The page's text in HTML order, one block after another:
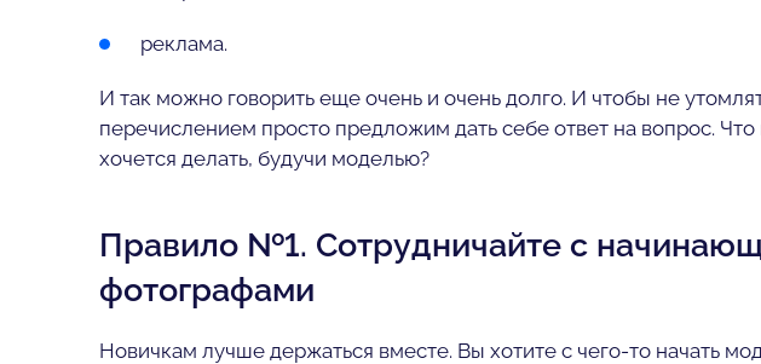
реклама.
И так можно говорить еще очень и очень долго. И чтобы не
перечислением просто предложим дать себе ответ на вопрос. Что
хочется делать, будучи моделью?
Правило №1. Сотрудничайте с
фотографами
Новичкам лучше держаться вместе. Вы хотите с чего-то начать